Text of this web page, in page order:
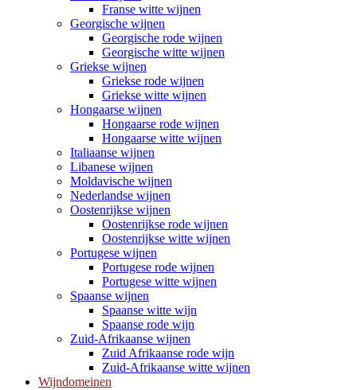
Franse witte wijnen
Georgische wijnen
Georgische rode wijnen
Georgische witte wijnen
Griekse wijnen
Griekse rode wijnen
Griekse witte wijnen
Hongaarse wijnen
Hongaarse rode wijnen
Hongaarse witte wijnen
Italiaanse wijnen
Libanese wijnen
Moldavische wijnen
Nederlandse wijnen
Oostenrijkse wijnen
Oostenrijkse rode wijnen
Oostenrijkse witte wijnen
Portugese wijnen
Portugese rode wijnen
Portugese witte wijnen
Spaanse wijnen
Spaanse witte wijn
Spaanse rode wijn
Zuid-Afrikaanse wijnen
Zuid Afrikaanse rode wijn
Zuid-Afrikaanse witte wijnen
Wijndomeinen